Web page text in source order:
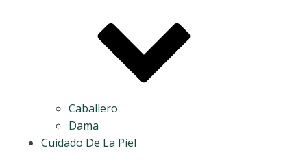
Caballero
Dama
Cuidado De La Piel